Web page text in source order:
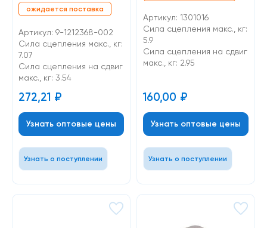
ожидается поставка
Артикул: 9-1212368-002
Сила сцепления макс., кг:
7.07
Cила сцепления на сдвиг
макс., кг: 3.54
272,21 ₽
Узнать оптовые цены
Узнать о поступлении
Артикул: 1301016
Сила сцепления макс., кг:
5.9
Cила сцепления на сдвиг
макс., кг: 2.95
160,00 ₽
Узнать оптовые цены
Узнать о поступлении